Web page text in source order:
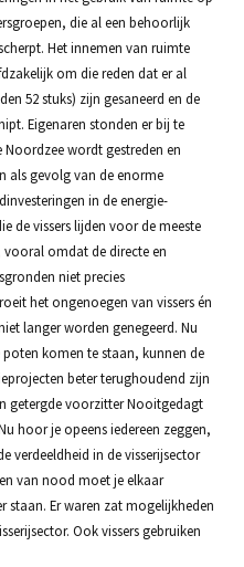
die al een behoorlijk
Het innemen van ruimte
om die reden dat er al
52 stuks) zijn gesaneerd en de
Eigenaren stonden er bij te
wordt gestreden en
als gevolg van de enorme
in de energie-
de vissers lijden voor de meeste
omdat de directe en
niet precies
het ongenoegen van vissers én
langer worden genegeerd. Nu
komen te staan, kunnen de
beter terughoudend zijn
getergde voorzitter Nooitgedagt
hoor je opeens iedereen zeggen,
verdeeldheid in de visserijsector
van nood moet je elkaar
staan. Er waren zat mogelijkheden
Ook vissers gebruiken